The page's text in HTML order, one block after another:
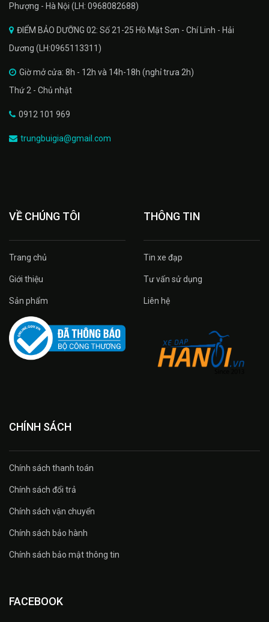
Phượng - Hà Nội (LH: 0968082688)
ĐIỂM BẢO DƯỠNG 02: Số 21-25 Hồ Mặt Sơn - Chí Linh - Hải
Dương (LH:0965113311)
Giờ mở cửa: 8h - 12h và 14h-18h (nghỉ trưa 2h)
Thứ 2 - Chủ nhật
0912 101 969
trungbuigia@gmail.com
VỀ CHÚNG TÔI
Trang chủ
Giới thiệu
Sản phẩm
THÔNG TIN
Tin xe đạp
Tư vấn sử dụng
Liên hệ
CHÍNH SÁCH
Chính sách thanh toán
Chính sách đổi trả
Chính sách vận chuyển
Chính sách bảo hành
Chính sách bảo mật thông tin
FACEBOOK